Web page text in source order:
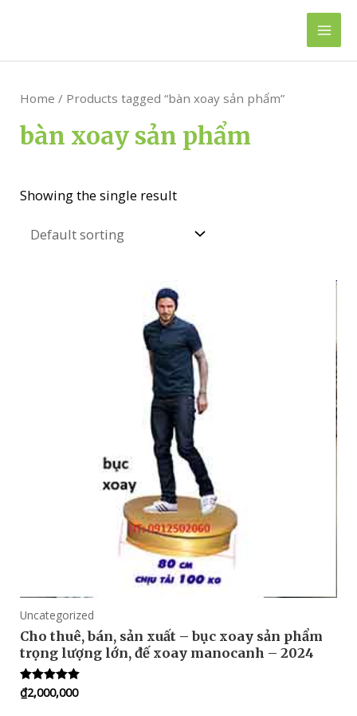
Main
Home / Products tagged “bàn xoay sản phẩm”
bàn xoay sản phẩm
Showing the single result
Uncategorized
Cho thuê, bán, sản xuất – bục xoay sản phẩm
trọng lượng lớn, đế xoay manocanh – 2024
Rated
5.00
₫2,000,000